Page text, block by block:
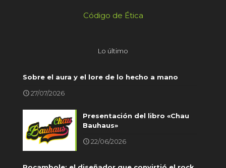
Código de Ética
Lo último
Sobre el aura y el lore de lo hecho a mano
27/07/2026
Presentación del libro «Chau
Bauhaus»
22/06/2026